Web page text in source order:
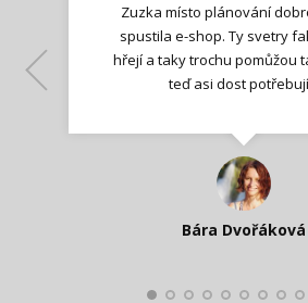
Zuzka místo plánování
spustila e-shop. Ty svetry
hřejí a taky trochu pomůžou
teď asi dost
Bára Dvořáková
Jana T.
Kateřina Veleta
Ilona M.
Lenka K.
Nadšená zpráva
Katka Perháčová
Smolková
Lenka K.